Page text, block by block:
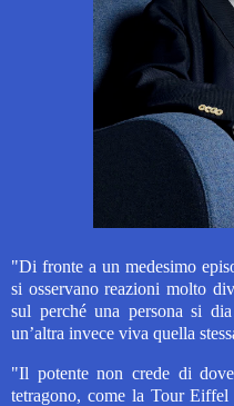
"Di fronte a un medesimo
si osservano reazioni molto
sul perché una persona si
un’altra invece viva quella
"Il potente non crede di
tetragono, come la Tour